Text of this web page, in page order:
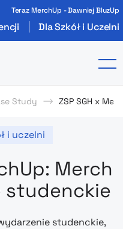
Teraz MerchUp - Dawniej BluzUp
Dla Szkół i Uczelni
i gadżety
Study ZSP SGH x
i uczelni
Merch
studenckie
studenckie,